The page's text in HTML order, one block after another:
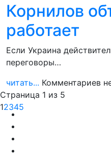
Корнилов
работает
Если Украина
переговоры…
читать... Комментариев
Страница 1 из 5
12345